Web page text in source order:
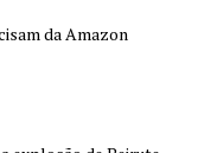
da Amazon